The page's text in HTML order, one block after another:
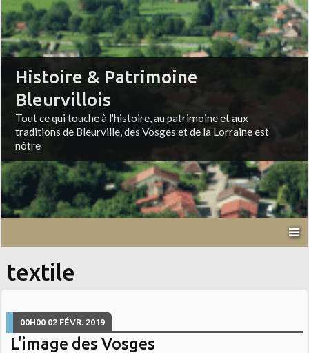
Histoire & Patrimoine
Bleurvillois
Tout ce qui touche à l'histoire, au patrimoine et aux
traditions de Bleurville, des Vosges et de la Lorraine est
nôtre
textile
00H00 02 FÉVR. 2019
L'image des Vosges